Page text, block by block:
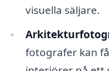
visuella säljare.
fotografer kan